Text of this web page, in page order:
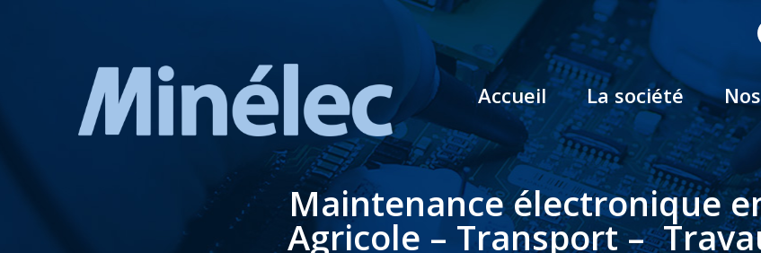
Accueil La société
Maintenance électronique
Agricole – Transport –